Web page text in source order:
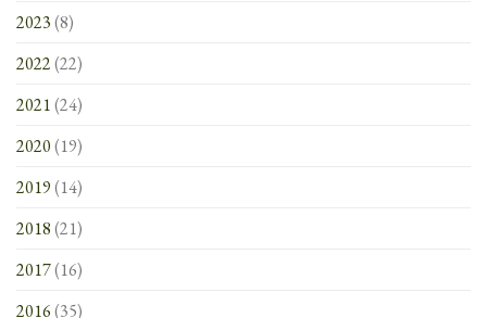
2023(8)
2022(22)
2021(24)
2020(19)
2019(14)
2018(21)
2017(16)
2016(35)